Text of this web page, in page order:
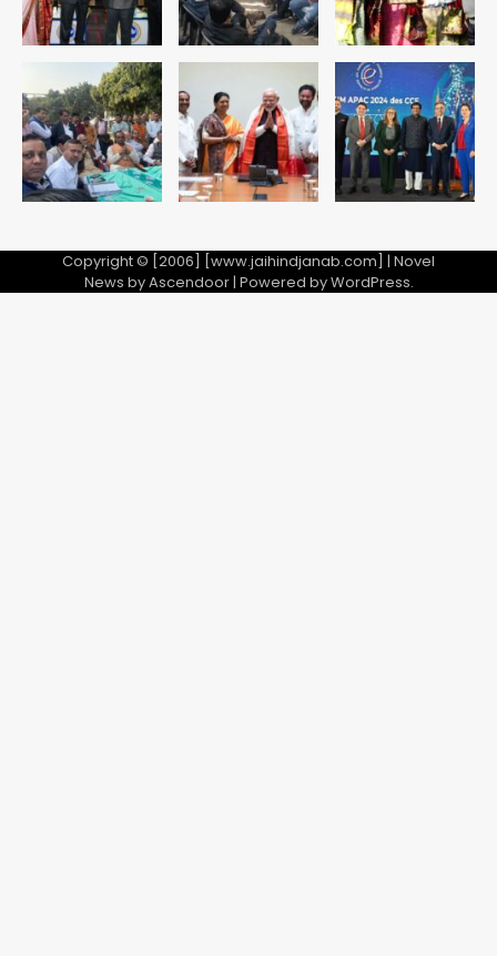
4
5
एयरपोर्ट का फर्जी कर्मचारी बनकर 3 लाख
उड़ाए, अब पहुंचा सलाखों के पीछे
Team JHJ
Copyright © [2006] [www.jaihindjanab.com] | Novel
News byAscendoor| Powered byWordPress.